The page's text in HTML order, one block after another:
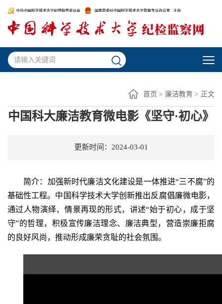
首页 > 廉洁教育 > 正文
中国科大廉洁教育微电影《坚守·初心》
更新时间：2024-03-01
简介：加强新时代廉洁文化建设是一体推进“三不腐”的
基础性工程。中国科学技术大学创新推出反腐倡廉微电影，
通过人物演绎、情景再现的形式，讲述“始于初心，成于坚
守”的哲理，积极宣传廉洁理念、廉洁典型，营造崇廉拒腐
的良好风尚，推动形成廉荣贪耻的社会氛围。